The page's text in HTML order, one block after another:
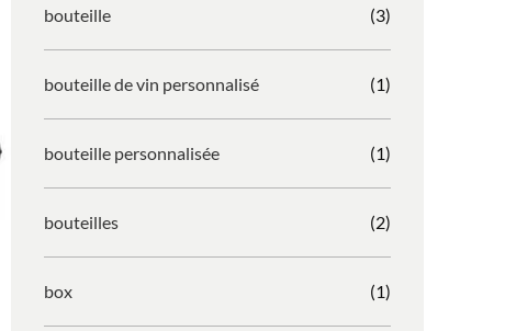
bouteille (3)
bouteille de vin personnalisé (1)
bouteille personnalisée (1)
bouteilles (2)
box (1)